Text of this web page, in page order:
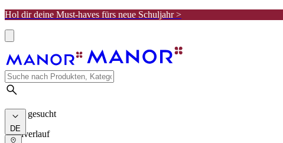
Hol dir deine Must-haves fürs neue Schuljahr >
Meist gesucht
Suchverlauf
DE